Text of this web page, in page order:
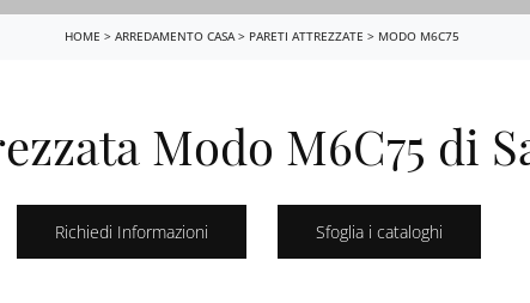
HOME > ARREDAMENTO CASA> PARETI ATTREZZATE > MODO M6C75
Modo M6C75 di
Richiedi Informazioni Sfoglia i cataloghi